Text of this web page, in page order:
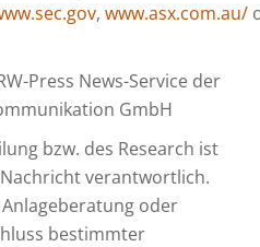
, www.asx.com.au/
Press News-Service der
GmbH
bzw. des Research ist
verantwortlich.
oder
bestimmter